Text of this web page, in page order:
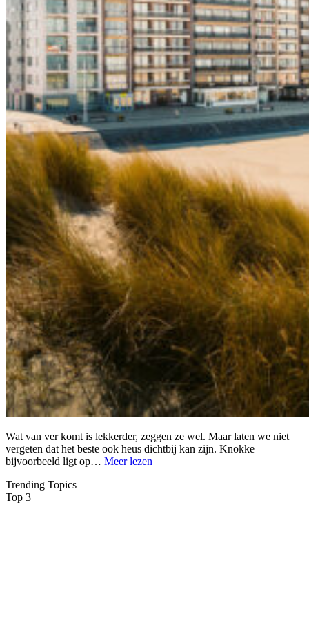
Wat van ver komt is lekkerder, zeggen ze wel. Maar laten we niet
vergeten dat het beste ook heus dichtbij kan zijn. Knokke
bijvoorbeeld ligt op… Meer lezen
Trending Topics
Top 3